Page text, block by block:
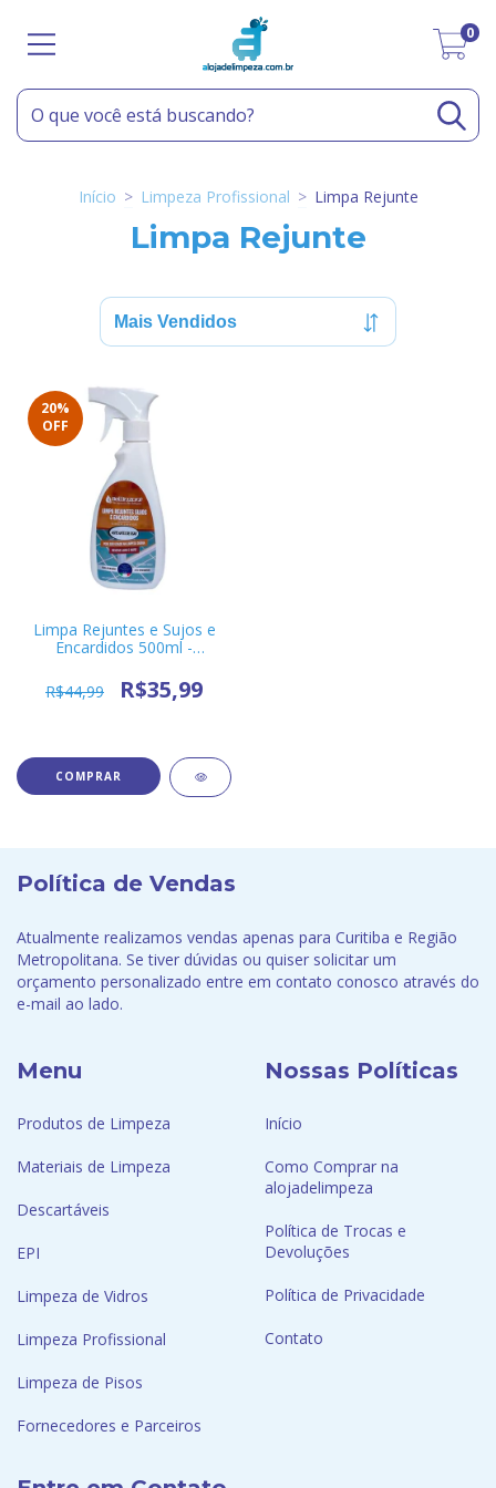
0
Início > Limpeza Profissional > Limpa Rejunte
Limpa Rejunte
20%
OFF
Limpa Rejuntes e Sujos e
Encardidos 500ml -
R$44,99
R$35,99
Política de Vendas
Atualmente realizamos vendas apenas para Curitiba e Região
Metropolitana. Se tiver dúvidas ou quiser solicitar um
orçamento personalizado entre em contato conosco através do
e-mail ao lado.
Menu
Produtos de Limpeza
Materiais de Limpeza
Descartáveis
EPI
Limpeza de Vidros
Limpeza Profissional
Limpeza de Pisos
Fornecedores e Parceiros
Nossas Políticas
Início
Como Comprar na
alojadelimpeza
Política de Trocas e
Devoluções
Política de Privacidade
Contato